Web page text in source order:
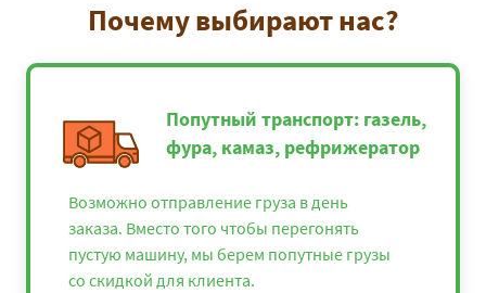
Почему выбирают нас?
Попутный транспорт: газель,
фура, камаз, рефрижератор
Возможно отправление груза в день
заказа. Вместо того чтобы перегонять
пустую машину, мы берем попутные грузы
со скидкой для клиента.